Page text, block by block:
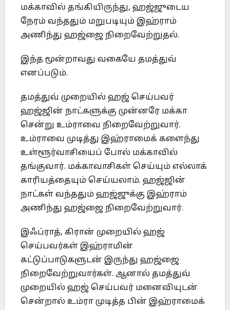
மக்காவில் தங்கியிருந்து, ஹஜ்ஜுடைய
நேரம் வந்ததும் மறுபடியும் இஹ்ராம்
அணிந்து ஹஜ்ஜை நிறைவேற்றுதல்.
இந்த மூன்றாவது வகையே தமத்துவ்
எனப்படும்.
தமத்துவ் முறையில் ஹஜ் செய்பவர்
ஹஜ்ஜின் நாட்களுக்கு முன்னரே மக்கா
சென்று உம்ராவை நிறைவேற்றுவார்.
உம்ராவை முடித்து இஹ்ராமைக் களைந்து
உள்ளூர்வாசியைப் போல் மக்காவில்
தங்குவார். மக்காவாசிகள் செய்யும் எல்லாக்
காரியத்தையும் செய்யலாம். ஹஜ்ஜின்
நாட்கள் வந்ததும் ஹஜ்ஜுக்கு இஹ்ராம்
அணிந்து ஹஜ்ஜை நிறைவேற்றுவார்.
இஃப்ராத், கிரான் முறையில் ஹஜ்
செய்பவர்கள் இஹ்ராமின்
கட்டுப்பாடுகளுடன் இருந்து ஹஜ்ஜை
நிறைவேற்றுவார்கள். ஆனால் தமத்துவ்
முறையில் ஹஜ் செய்பவர் மனைவியுடன்
சென்றால் உம்ரா முடித்த பின் இஹ்ராமைக்